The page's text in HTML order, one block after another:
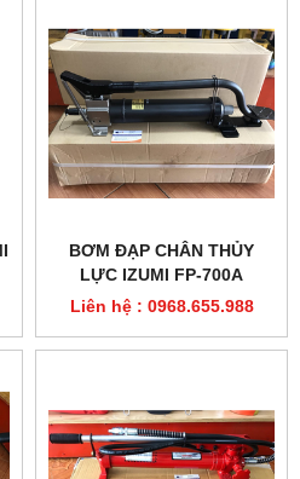
BƠM ĐẠP CHÂN THỦY
LỰC IZUMI FP-700A
Liên hệ : 0968.655.988
BƠM TAY THỦY LỰC